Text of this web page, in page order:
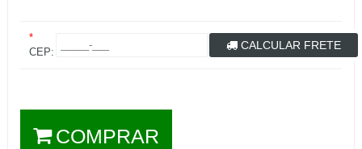
*
CEP:
CALCULAR FRETE
COMPRAR